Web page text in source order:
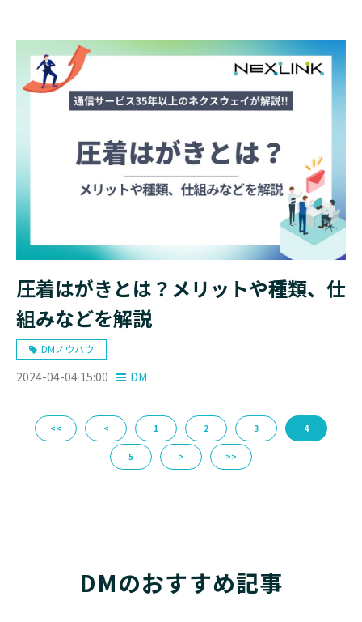
圧着はがきとは？メリットや種類、仕
組みなどを解説
DMノウハウ
2024-04-04 15:00 DM
<< < 1 2 3 4
5 > >>
DMのおすすめ記事